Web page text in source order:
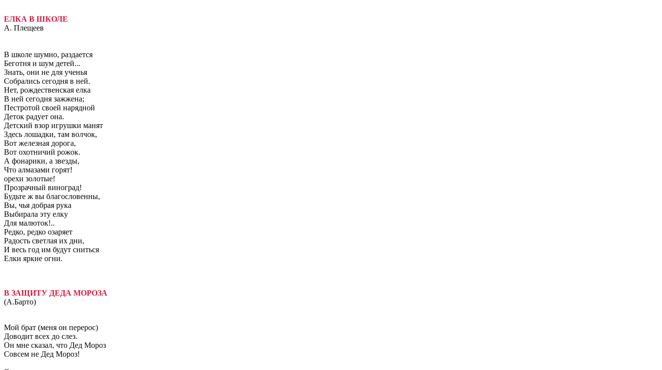
ЕЛКА В ШКОЛЕ
А. Плещеев
В школе шумно, раздается
Беготня и шум детей...
Знать, они не для ученья
Собрались сегодня в ней.
Нет, рождественская елка
В ней сегодня зажжена;
Пестротой своей нарядной
Деток радует она.
Детский взор игрушки манят
Здесь лошадки, там волчок,
Вот железная дорога,
Вот охотничий рожок.
А фонарики, а звезды,
Что алмазами горят!
орехи золотые!
Прозрачный виноград!
Будьте ж вы благословенны,
Вы, чья добрая рука
Выбирала эту елку
Для малюток!..
Редко, редко озаряет
Радость светлая их дни,
И весь год им будут сниться
Елки яркие огни.
В ЗАЩИТУ ДЕДА МОРОЗА
(А.Барто)
Мой брат (меня он перерос)
Доводит всех до слез.
Он мне сказал, что Дед Мороз
Совсем не Дед Мороз!